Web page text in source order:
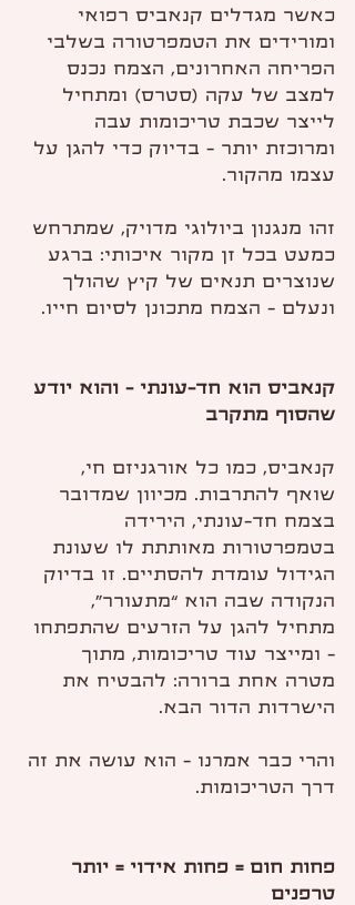
כאשר מגדלים קנאביס רפואי
ומורידים את הטמפרטורה בשלבי
הפריחה האחרונים, הצמח נכנס
למצב של עקה (סטרס) ומתחיל
לייצר שכבת טריכומות עבה
ומרוכזת יותר - בדיוק כדי להגן על
עצמו מהקור.
זהו מנגנון ביולוגי מדויק, שמתרחש
כמעט בכל זן מקור איכותי: ברגע
שנוצרים תנאים של קיץ שהולך
ונעלם - הצמח מתכונן לסיום חייו.
קנאביס הוא חד-עונתי - והוא יודע
שהסוף מתקרב
קנאביס, כמו כל אורגניזם חי,
שואף להתרבות. מכיוון שמדובר
בצמח חד-עונתי, הירידה
בטמפרטורות מאותתת לו שעונת
הגידול עומדת להסתיים. זו בדיוק
הנקודה שבה הוא “מתעורר”,
מתחיל להגן על הזרעים שהתפתחו
- ומייצר עוד טריכומות, מתוך
מטרה אחת ברורה: להבטיח את
הישרדות הדור הבא.
והרי כבר אמרנו - הוא עושה את זה
דרך הטריכומות.
פחות חום = פחות אידוי = יותר
טרפנים